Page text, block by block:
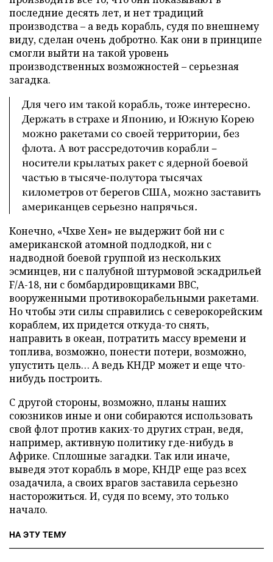
последние десять лет, и нет традиций
производства – а ведь корабль, судя по внешнему
виду, сделан очень добротно. Как они в принципе
смогли выйти на такой уровень
производственных возможностей – серьезная
загадка.
Для чего им такой корабль, тоже интересно.
Держать в страхе и Японию, и Южную Корею
можно ракетами со своей территории, без
флота. А вот рассредоточив корабли –
носители крылатых ракет с ядерной боевой
частью в тысяче-полутора тысячах
километров от берегов США, можно заставить
американцев серьезно напрячься.
Конечно, «Чхве Хен» не выдержит бой ни с
американской атомной подлодкой, ни с
надводной боевой группой из нескольких
эсминцев, ни с палубной штурмовой эскадрильей
F/A-18, ни с бомбардировщиками ВВС,
вооруженными противокорабельными ракетами.
Но чтобы эти силы справились с северокорейским
кораблем, их придется откуда-то снять,
направить в океан, потратить массу времени и
топлива, возможно, понести потери, возможно,
упустить цель… А ведь КНДР может и еще что-
нибудь построить.
С другой стороны, возможно, планы наших
союзников иные и они собираются использовать
свой флот против каких-то других стран, ведя,
например, активную политику где-нибудь в
Африке. Сплошные загадки. Так или иначе,
выведя этот корабль в море, КНДР еще раз всех
озадачила, а своих врагов заставила серьезно
насторожиться. И, судя по всему, это только
начало.
НА ЭТУ ТЕМУ